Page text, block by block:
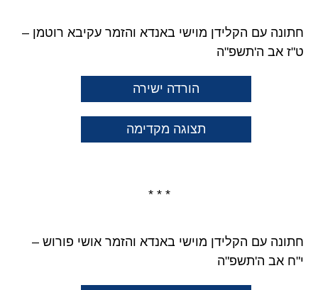
חתונה עם הקלידן מוישי באנדא והזמר עקיבא רוטמן –
ט"ז אב ה'תשפ"ה
הורדה ישירה
תצוגה מקדימה
* * *
חתונה עם הקלידן מוישי באנדא והזמר אושי פורוש –
י"ח אב ה'תשפ"ה